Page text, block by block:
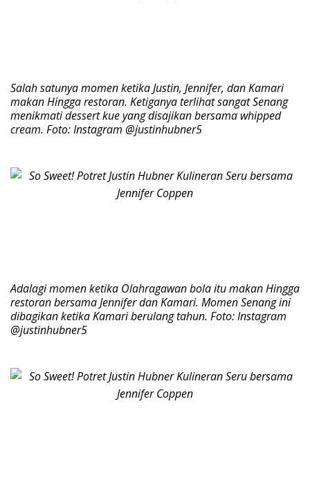
Salah satunya momen ketika Justin, Jennifer, dan Kamari
makan Hingga restoran. Ketiganya terlihat sangat Senang
menikmati dessert kue yang disajikan bersama whipped
cream. Foto: Instagram @justinhubner5
Adalagi momen ketika Olahragawan bola itu makan Hingga
restoran bersama Jennifer dan Kamari. Momen Senang ini
dibagikan ketika Kamari berulang tahun. Foto: Instagram
@justinhubner5